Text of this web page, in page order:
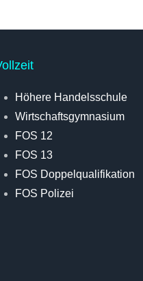
Höhere Handelsschule
Wirtschaftsgymnasium
FOS 12
FOS 13
FOS Doppelqualifikation
FOS Polizei